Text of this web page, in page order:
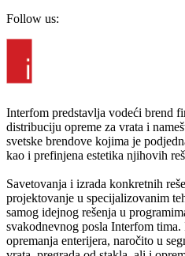
Follow us:
Interfom predstavlja vodeći brend
distribuciju opreme za vrata i
svetske brendove kojima je
kao i prefinjena estetika njihovih
Savetovanja i izrada konkretnih
projektovanje u specijalizovanim
samog idejnog rešenja u
svakodnevnog posla Interfom
opremanja enterijera, naročito u